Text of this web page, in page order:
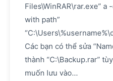
Files\WinRAR\rar.exe” a
with path”
Các bạn có thể sửa
thành “C:\Backup.rar”
muốn lưu vào…